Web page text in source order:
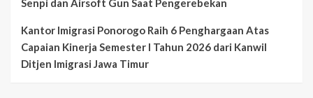
Senpi dan Airsoft Gun Saat Pengerebekan
Kantor Imigrasi Ponorogo Raih 6 Penghargaan Atas
Capaian Kinerja Semester I Tahun 2026 dari Kanwil
Ditjen Imigrasi Jawa Timur